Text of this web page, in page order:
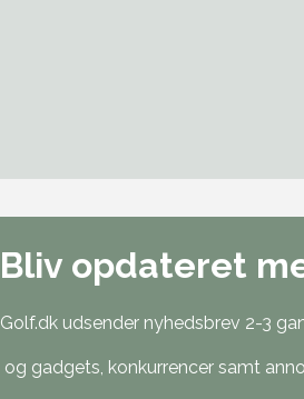
Bliv opdateret
Golf.dk udsender nyhedsbrev 2-3
og gadgets, konkurrencer samt